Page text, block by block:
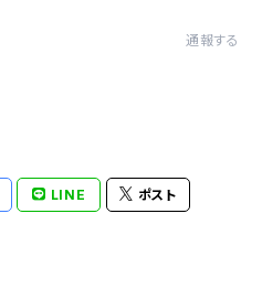
通報する
LINE ポスト